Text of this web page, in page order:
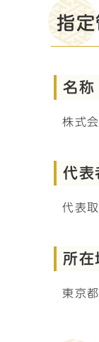
指定
名称
株式
代表
代表
所在
東京